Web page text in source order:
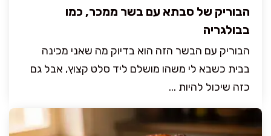
הבוריק של סבתא עם בשר ממכר, כמו
בבולגריה
הבוריק עם הבשר הזה הוא בדיוק מה שאני מכינה
בבית כשבא לי משהו מושלם ליד סלט קצוץ, אבל גם
כזה שיכול להיות ...